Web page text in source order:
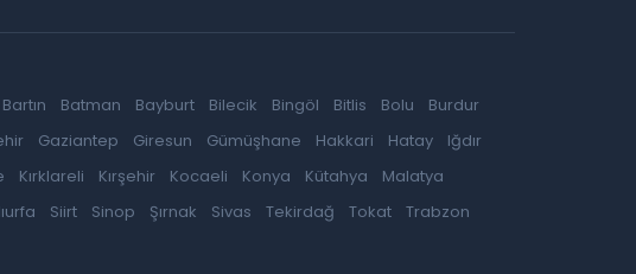
Bartın Batman Bayburt Bilecik Bingöl Bitlis Bolu
Burdur
Gaziantep Giresun Gümüşhane Hakkari Hatay
Iğdır
Kırklareli Kırşehir Kocaeli Konya Kütahya
Malatya
Siirt Sinop Şırnak Sivas Tekirdağ Tokat
Trabzon